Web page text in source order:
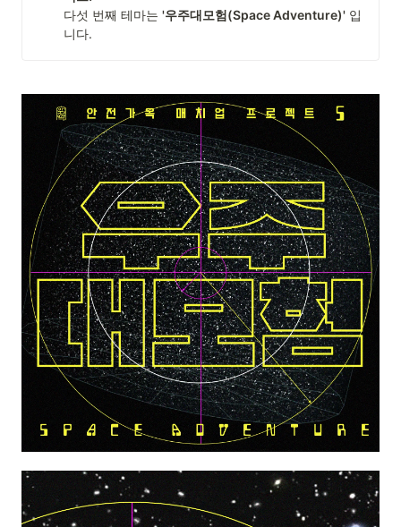
다섯 번째 테마는 '우주대모험(Space Adventure)' 입
니다.